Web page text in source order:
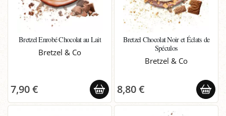
Bretzel Enrobé Chocolat au Lait
Bretzel & Co
7,90 €
Bretzel Chocolat Noir et Éclats de
Spéculos
Bretzel & Co
8,80 €